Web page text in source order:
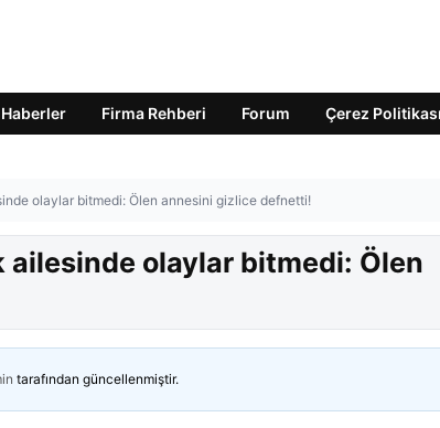
Firma Rehberi Forum Çerez Politikası
olaylar bitmedi: Ölen annesini gizlice defnetti!
ailesinde olaylar bitmedi: Ölen
tarafından güncellenmiştir.